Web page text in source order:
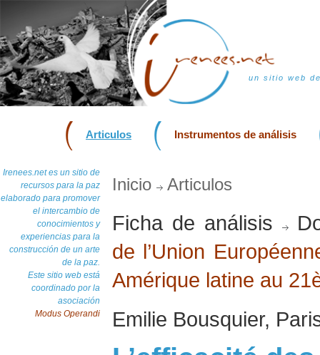
un sitio web
Articulos Instrumentos de análisis
Irenees.net es un sitio de
recursos para la paz
elaborado para promover
el intercambio de
conocimientos y
experiencias para la
construcción de un arte
de la paz.
Este sitio web está
coordinado por la
asociación
Modus Operandi
Inicio Articulos
Ficha de análisis
de l’Union
Amérique latine au
Emilie Bousquier,